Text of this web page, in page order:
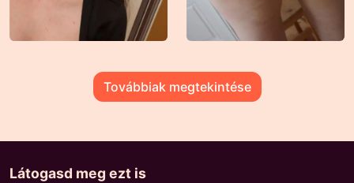
Továbbiak megtekintése
Látogasd meg ezt is